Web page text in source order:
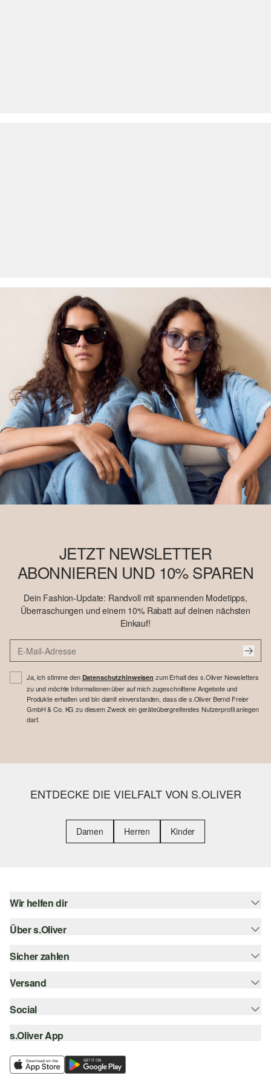
JETZT NEWSLETTER
ABONNIEREN UND 10% SPAREN
Dein Fashion-Update: Randvoll mit spannenden Modetipps,
Überraschungen und einem 10% Rabatt auf deinen nächsten
Einkauf!
Ja, ich stimme den Datenschutzhinweisen zum Erhalt des s.Oliver Newsletters
zu und möchte Informationen über auf mich zugeschnittene Angebote und
Produkte erhalten und bin damit einverstanden, dass die s.Oliver Bernd Freier
GmbH & Co. KG zu diesem Zweck ein geräteübergreifendes Nutzerprofil anlegen
darf.
ENTDECKE DIE VIELFALT VON S.OLIVER
Damen Herren Kinder
Wir helfen dir
Hilfe & FAQ
Größenberatung
Über s.Oliver
Newsletter
s.Oliver Card
Wunschliste
Nachhaltigkeit
Sicher zahlen
Rechnung
Kreditkarte
Klarna
Versand
Sendungsverfolgung
SwissPost
My Post 24
Social
instagram
facebook
s.Oliver App